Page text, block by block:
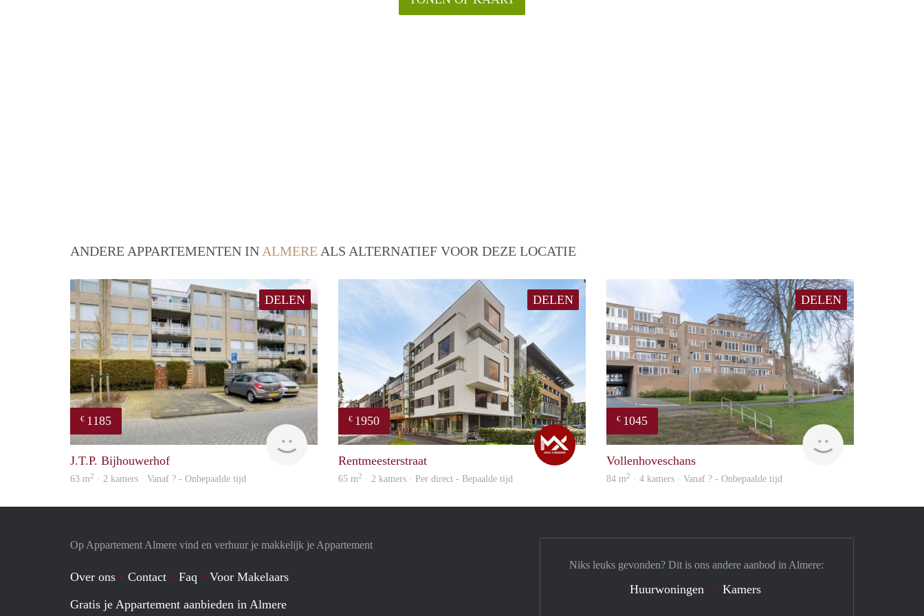
ANDERE APPARTEMENTEN IN ALMERE ALS ALTERNATIEF VOOR DEZE LOCATIE
DELEN
€ 1185
rent
J.T.P. Bijhouwerhof
63 m2 · 2 kamers · Vanaf ? - Onbepaalde tijd
DELEN
€ 1950
Max
Rentmeesterstraat
65 m2 · 2 kamers · Per direct - Bepaalde tijd
DELEN
€ 1045
finder
Vollenhoveschans
84 m2 · 4 kamers · Vanaf ? - Onbepaalde tijd
Op Appartement Almere vind en verhuur je makkelijk je Appartement
Over ons Contact Faq
Voor Makelaars
Gratis je Appartement aanbieden in Almere
Niks leuks gevonden? Dit is ons andere aanbod in Almere:
Huurwoningen Kamers